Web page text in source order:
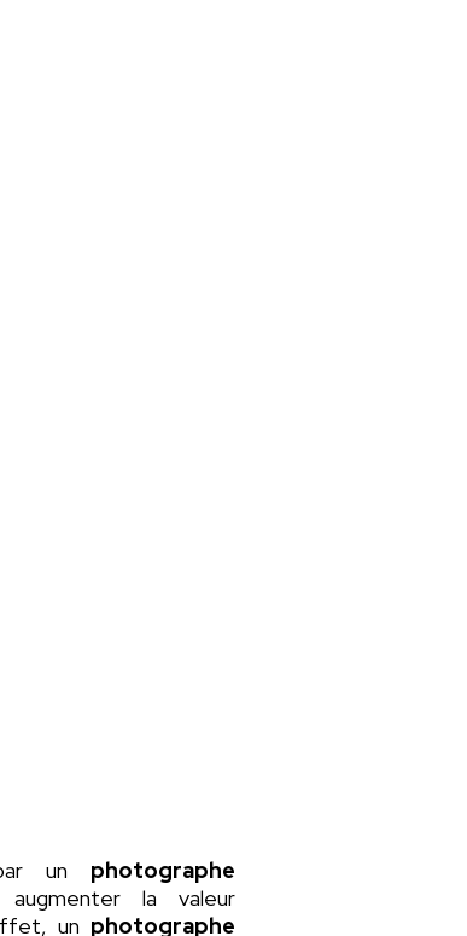
un photographe
la valeur
un photographe